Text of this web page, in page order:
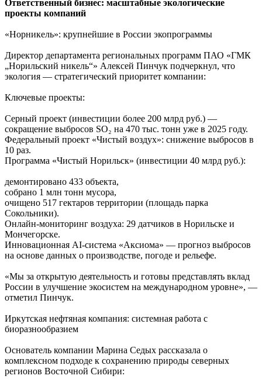
Ответственный бизнес: масштабные экологические
проекты компаний
«Норникель»: крупнейшие в России экопрограммы
Директор департамента региональных программ ПАО «ГМК
„Норильский никель“» Алексей Пинчук подчеркнул, что
экология — стратегический приоритет компании:
Ключевые проекты:
Серный проект (инвестиции более 200 млрд руб.) —
сокращение выбросов SO₂ на 470 тыс. тонн уже в 2025 году.
Федеральный проект «Чистый воздух»: снижение выбросов в
10 раз.
Программа «Чистый Норильск» (инвестиции 40 млрд руб.):
демонтировано 433 объекта,
собрано 1 млн тонн мусора,
очищено 517 гектаров территории (площадь парка
Сокольники).
Онлайн-мониторинг воздуха: 29 датчиков в Норильске и
Мончегорске.
Инновационная AI-система «Аксиома» — прогноз выбросов
на основе данных о производстве, погоде и рельефе.
«Мы за открытую деятельность и готовы представлять вклад
России в улучшение экосистем на международном уровне», —
отметил Пинчук.
Иркутская нефтяная компания: системная работа с
биоразнообразием
Основатель компании Марина Седых рассказала о
комплексном подходе к сохранению природы северных
регионов Восточной Сибири: